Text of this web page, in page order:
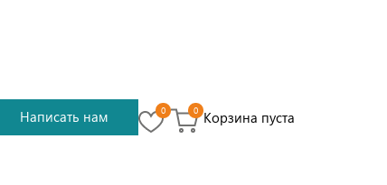
Написать нам 0 0 Корзина пуста